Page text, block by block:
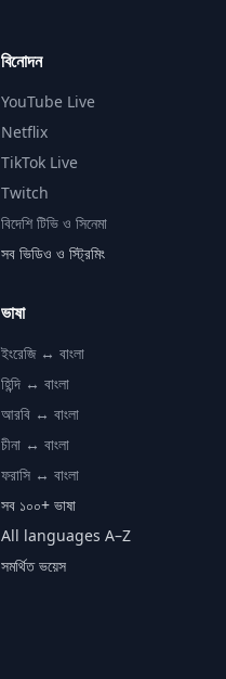
বিনোদন
YouTube Live
Netflix
TikTok Live
Twitch
বিদেশি টিভি ও সিনেমা
সব ভিডিও ও স্ট্রিমিং
ভাষা
ইংরেজি ↔ বাংলা
হিন্দি ↔ বাংলা
আরবি ↔ বাংলা
চীনা ↔ বাংলা
ফরাসি ↔ বাংলা
সব ১০০+ ভাষা
All languages A–Z
সমর্থিত ভয়েস